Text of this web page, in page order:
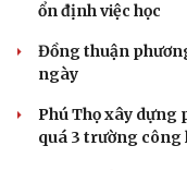
Gia Lai đưa kiến
hình, cam kết giải